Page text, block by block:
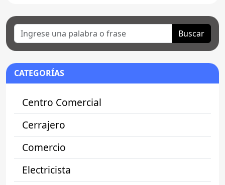
Buscar
CATEGORÍAS
Centro Comercial
Cerrajero
Comercio
Electricista